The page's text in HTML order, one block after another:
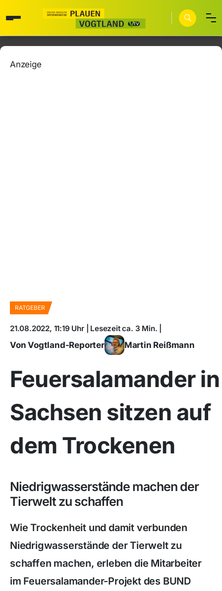
Anzeige
RATGEBER
21.08.2022, 11:19 Uhr | Lesezeit ca. 3 Min. |
Von Vogtland-Reporter Martin Reißmann
Feuersalamander in
Sachsen sitzen auf
dem Trockenen
Niedrigwasserstände machen der
Tierwelt zu schaffen
Wie Trockenheit und damit verbunden
Niedrigwasserstände der Tierwelt zu
schaffen machen, erleben die Mitarbeiter
im Feuersalamander-Projekt des BUND